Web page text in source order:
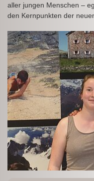
aller jungen Menschen –
den Kernpunkten der